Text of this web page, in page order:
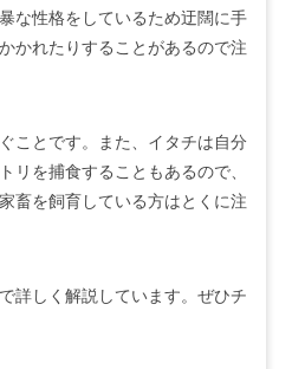
な性格をしているため迂闊に手
かれたりすることがあるので注
ことです。また、イタチは自分
リを捕食することもあるので、
畜を飼育している方はとくに注
詳しく解説しています。ぜひチ